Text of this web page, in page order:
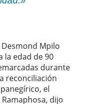
Mpilo
la edad de 90
durante
reconciliación
el
dijo